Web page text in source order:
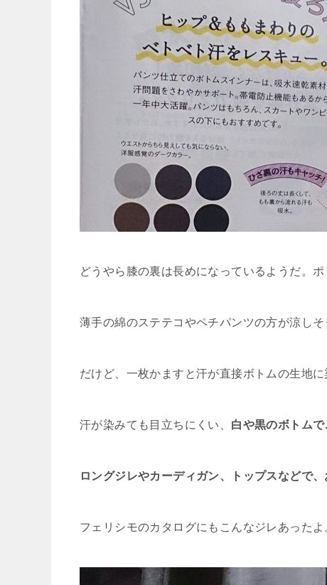
どうやら膝の裏は長めになっているようだ。
薄手の綿のステテコやペチパンツの方が涼しそ
だけど、一枚かますと汗が直接ボトムの生地
汗が染みても目立ちにくい、 白や黒のボトムで
ロングジレやカーディガン、トップスなどで
フェリシモのカタログにもこんなジレあったよ